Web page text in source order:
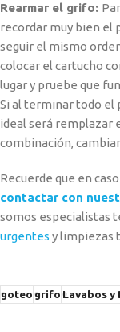
Rearmar el grifo:
recordar muy bien el
seguir el mismo
colocar el cartucho
lugar y pruebe que
Si al terminar todo el
ideal será remplazar
combinación,
Recuerde que en
contactar con
somos especialistas
urgentes y limpiezas
goteogrifoLavabos y